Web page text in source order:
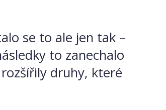
se to ale jen tak –
to zanechalo
druhy, které